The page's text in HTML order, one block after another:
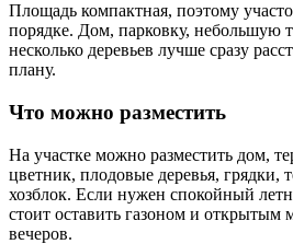
Площадь компактная, поэтому
порядке. Дом, парковку, небольшую
несколько деревьев лучше сразу
плану.
Что можно разместить
На участке можно разместить дом,
цветник, плодовые деревья, грядки,
хозблок. Если нужен спокойный
стоит оставить газоном и открытым
вечеров.